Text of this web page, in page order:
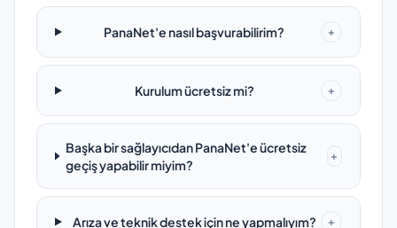
PanaNet'e nasıl başvurabilirim? +
Kurulum ücretsiz mi? +
Başka bir sağlayıcıdan PanaNet'e ücretsiz
geçiş yapabilir miyim?
+
Arıza ve teknik destek için ne yapmalıyım? +